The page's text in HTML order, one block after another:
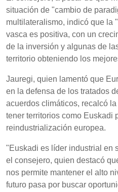
situación de "cambio de
multilateralismo, indicó que la
vasca es positiva, con un
de la inversión y algunas de
territorio obteniendo los
Jauregi, quien lamentó que
en la defensa de los tratados
acuerdos climáticos, recalcó
tener territorios como Euskadi
reindustrialización europea.
"Euskadi es líder industrial en
el consejero, quien destacó
nos permite mantener el alto
futuro pasa por buscar